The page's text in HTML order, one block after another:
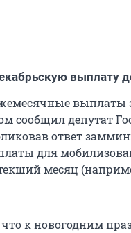
выплату
выплаты
сообщил депутат
ответ
для
месяц
к новогодним